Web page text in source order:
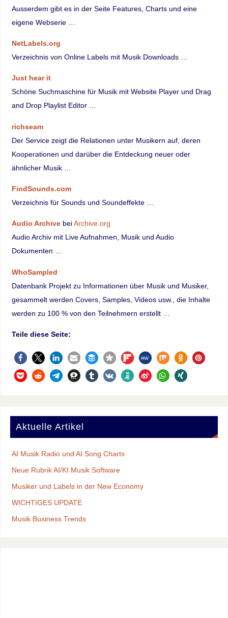
Ausserdem gibt es in der Seite Features, Charts und eine
eigene Webserie …
NetLabels.org
Verzeichnis von Online Labels mit Musik Downloads …
Just hear it
Schöne Suchmaschine für Musik mit Website Player und Drag
and Drop Playlist Editor …
richseam
Der Service zeigt die Relationen unter Musikern auf, deren
Kooperationen und darüber die Entdeckung neuer oder
ähnlicher Musik …
FindSounds.com
Verzeichnis für Sounds und Soundeffekte …
Audio ArchivebeiArchive.org
Audio Archiv mit Live Aufnahmen, Musik und Audio
Dokumenten …
WhoSampled
Datenbank Projekt zu Informationen über Musik und Musiker,
gesammelt werden Covers, Samples, Videos usw., die Inhalte
werden zu 100 % von den Teilnehmern erstellt …
Teile diese Seite:
Aktuelle Artikel
AI Musik Radio und AI Song Charts
Neue Rubrik AI/KI Musik Software
Musiker und Labels in der New Economy
WICHTIGES UPDATE
Musik Business Trends